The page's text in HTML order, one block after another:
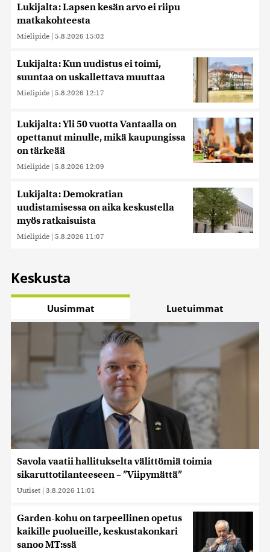
Lukijalta: Lapsen kesän arvo ei riipu
matkakohteesta
Mielipide | 5.8.2026 15:02
Lukijalta: Kun uudistus ei toimi,
suuntaa on uskallettava muuttaa
Mielipide | 5.8.2026 12:17
Lukijalta: Yli 50 vuotta Vantaalla on
opettanut minulle, mikä kaupungissa
on tärkeää
Mielipide | 5.8.2026 12:09
Lukijalta: Demokratian
uudistamisessa on aika keskustella
myös ratkaisuista
Mielipide | 5.8.2026 11:07
Keskusta
Uusimmat Luetuimmat
Savola vaatii hallitukselta välittömiä toimia
sikaruttotilanteeseen – ”Viipymättä”
Uutiset | 3.8.2026 11:01
Garden-kohu on tarpeellinen opetus
kaikille puolueille, keskustakonkari
sanoo MT:ssä